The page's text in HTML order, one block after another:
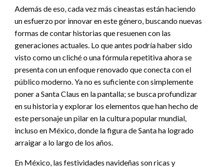
Además de eso, cada vez más cineastas están haciendo
un esfuerzo por innovar en este género, buscando nuevas
formas de contar historias que resuenen con las
generaciones actuales. Lo que antes podría haber sido
visto como un cliché o una fórmula repetitiva ahora se
presenta con un enfoque renovado que conecta con el
público moderno. Ya no es suficiente con simplemente
poner a Santa Claus en la pantalla; se busca profundizar
en su historia y explorar los elementos que han hecho de
este personaje un pilar en la cultura popular mundial,
incluso en México, donde la figura de Santa ha logrado
arraigar a lo largo de los años.
En México, las festividades navideñas son ricas y